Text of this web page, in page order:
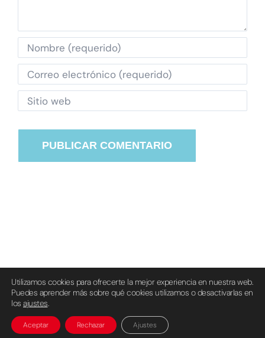
© Grupo Erreuve S.L. 1987-2024 |
privacidad
Política de cookies
Utilizamos cookies para ofrecerte la mejor experiencia en nuestra web.
Puedes aprender más sobre qué cookies utilizamos o desactivarlas en
los ajustes.
Aceptar Rechazar Ajustes